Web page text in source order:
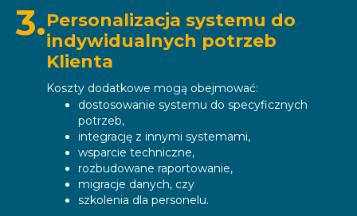
3.Personalizacja systemu do
indywidualnych potrzeb
Klienta
Koszty dodatkowe mogą obejmować:
dostosowanie systemu do specyficznych
potrzeb,
integrację z innymi systemami,
wsparcie techniczne,
rozbudowane raportowanie,
migracje danych, czy
szkolenia dla personelu.